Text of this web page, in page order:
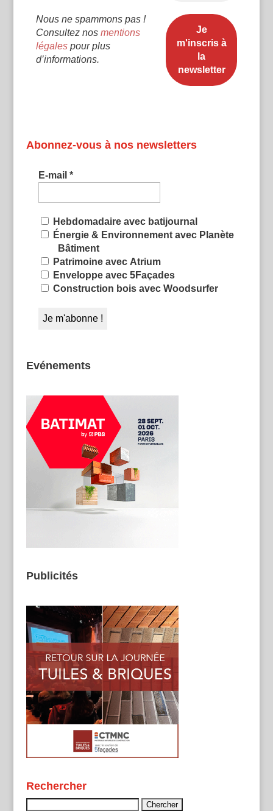
Nous ne spammons pas !
Consultez nos mentions
légalespour plus
d’informations.
Abonnez-vous à nos newsletters
E-mail *
Hebdomadaire avec batijournal
Énergie & Environnement avec Planète
Bâtiment
Patrimoine avec Atrium
Enveloppe avec 5Façades
Construction bois avec Woodsurfer
Evénements
Publicités
Rechercher